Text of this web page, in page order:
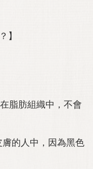
】
脂肪組織中，不會
的人中，因為黑色